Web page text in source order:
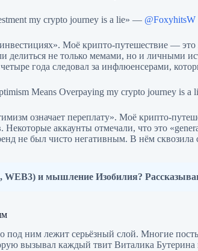
my crypto journey is a lie» — @FoxyhitsW
Моё крипто-путешествие —
делиться не только мемами, но и личными
года следовал за инфлюенсерами,
Means Overpaying my crypto journey is
означает переплату». Моё крипто-
аккаунты отмечали, что это
не был чисто негативным. В нём сквозила
WEB3) и мышление Изобилия?
ним лежит серьёзный слой. Многие
вызывал каждый твит Виталика